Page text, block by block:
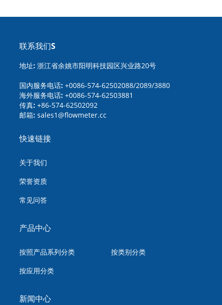
联系我们S
地址: 浙江省余姚市阳明科技园区兴业路20号
国内服务电话: +0086-574-62502088/2089/3880
海外服务电话: +0086-574-62503881
传真: +86-574-62502092
邮箱: sales1@flowmeter.cc
快速链接
关于我们
荣誉资质
常见问答
产品中心
按照产品系列分类
按类别分类
按应用分类
新闻中心